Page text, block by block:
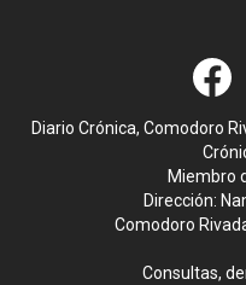
Diario Crónica, Comodoro
Miembro
Dirección:
Comodoro
Consultas,